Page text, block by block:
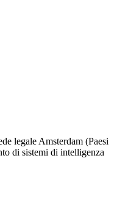
legale Amsterdam (Paesi
di sistemi di intelligenza